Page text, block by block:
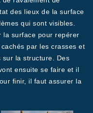
des lieux de la surface
qui sont visibles.
la surface pour repérer
par les crasses et
sur la structure. Des
ensuite se faire et il
finir, il faut assurer la